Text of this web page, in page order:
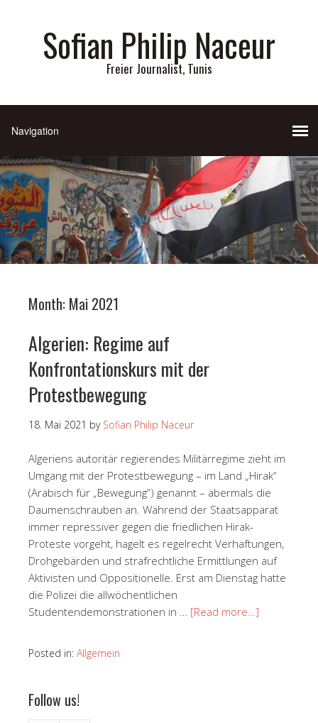
Sofian Philip Naceur
Freier Journalist, Tunis
Month: Mai 2021
Algerien: Regime auf
Konfrontationskurs mit der
Protestbewegung
18. Mai 2021 by Sofian Philip Naceur
Algeriens autoritär regierendes Militärregime zieht im
Umgang mit der Protestbewegung – im Land „Hirak“
(Arabisch für „Bewegung“) genannt – abermals die
Daumenschrauben an. Während der Staatsapparat
immer repressiver gegen die friedlichen Hirak-
Proteste vorgeht, hagelt es regelrecht Verhaftungen,
Drohgebärden und strafrechtliche Ermittlungen auf
Aktivisten und Oppositionelle. Erst am Dienstag hatte
die Polizei die allwöchentlichen
Studentendemonstrationen in … [Read more…]
Posted in: Allgemein
Follow us!